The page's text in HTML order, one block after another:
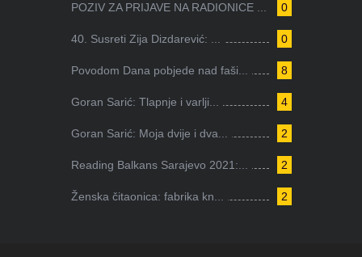
0
POZIV ZA PRIJAVE NA RADIONICE ...
0
40. Susreti Zija Dizdarević: ...
8
Povodom Dana pobjede nad faši...
4
Goran Sarić: Tlapnje i varlji...
2
Goran Sarić: Moja dvije i dva...
2
Reading Balkans Sarajevo 2021:...
2
Ženska čitaonica: fabrika kn...